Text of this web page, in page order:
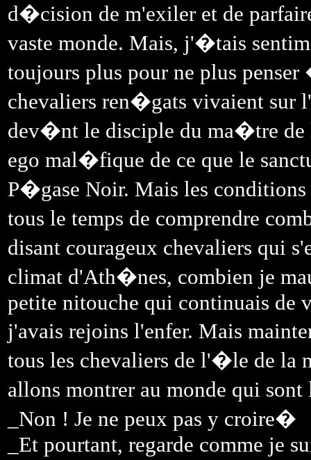
d�cision de m'exiler et de
vaste monde. Mais, j'�tais
toujours plus pour ne plus
chevaliers ren�gats vivaient
dev�nt le disciple du ma�tre
ego mal�fique de ce que le
P�gase Noir. Mais les
tous le temps de comprendre
disant courageux chevaliers qui
climat d'Ath�nes, combien je
petite nitouche qui continuais de
j'avais rejoins l'enfer. Mais
tous les chevaliers de l'�le de la
allons montrer au monde qui
_Non ! Je ne peux pas y croire�
_Et pourtant, regarde comme je